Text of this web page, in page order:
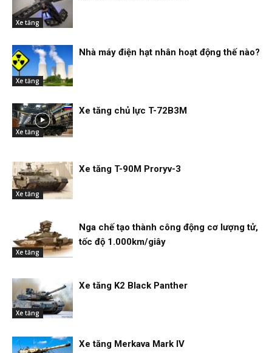
Xe tăng
Xe tăng
Nhà máy điện hạt nhân hoạt động thế nào?
Xe tăng
Xe tăng chủ lực T-72B3M
Xe tăng
Xe tăng T-90M Proryv-3
Xe tăng
Nga chế tạo thành công động cơ lượng tử,
tốc độ 1.000km/giây
Xe tăng
Xe tăng K2 Black Panther
Xe tăng Merkava Mark IV